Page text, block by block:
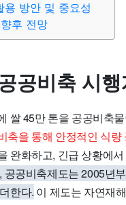
용 방안 및 중요성
후 전망
공비축 시
쌀 45만 톤을 공공비축
축을 통해 안정적인 식
완화하고, 긴급 상황에
공공비축제도는 2005년
한다. 이 제도는 자연재